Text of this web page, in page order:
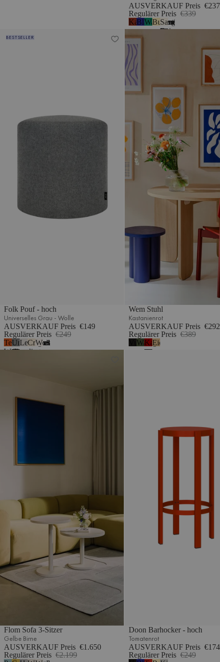
AUSVERKAUF Preis €237
Regulärer Preis €339
Kastanienrot
Blaubeermousse
Wassermelonengrün
Buttergelb
Sand
Beige
1
BESTSELLER
Folk Pouf - hoch
Universelles Grau - Wolle
AUSVERKAUF Preis €149
Regulärer Preis €249
Terrakotta-
Wolle
Universelles
Grau
Lehmgrau
meliert
Cremebeige
Wolkenbeige Bouclé
5
Wem Stuhl
Kastanienrot
AUSVERKAUF Preis €292
Regulärer Preis €389
Vulkanschwarz
Waldgrün
Kastanienrot
Eiche
Flom Sofa 3-Sitzer
Gelbe Birne
AUSVERKAUF Preis €1.650
Regulärer Preis €2.199
Doon Barhocker - hoch
Tomatenrot
AUSVERKAUF Preis €174
Regulärer Preis €249